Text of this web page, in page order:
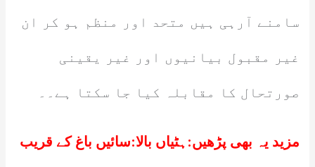
سامنے آرہی ہیں متحد اور منظم ہو کر ان
غیر مقبول بیانیوں اور غیر یقینی
صورتحال کا مقابلہ کیا جا سکتا ہے۔۔
مزید یہ بھی پڑھیں: ہٹیاں بالا:سائیں باغ کے قریب